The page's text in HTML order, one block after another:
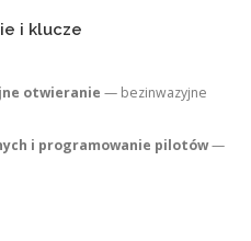
i klucze
otwieranie — bezinwazyjne
i programowanie pilotów—